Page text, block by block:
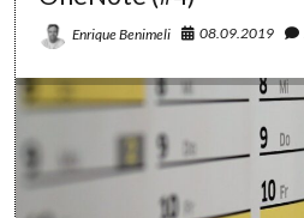
Enrique Benimeli 08.09.2019